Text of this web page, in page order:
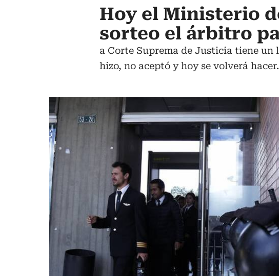
Hoy el Ministerio
sorteo el árbitro
a Corte Suprema de Justicia tiene un
hizo, no aceptó y hoy se volverá hacer.